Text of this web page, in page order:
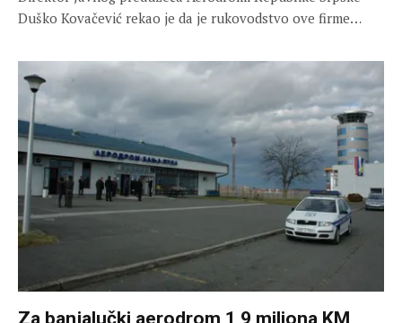
Duško Kovačević rekao je da je rukovodstvo ove firme…
Za banjalučki aerodrom 1,9 miliona KM,